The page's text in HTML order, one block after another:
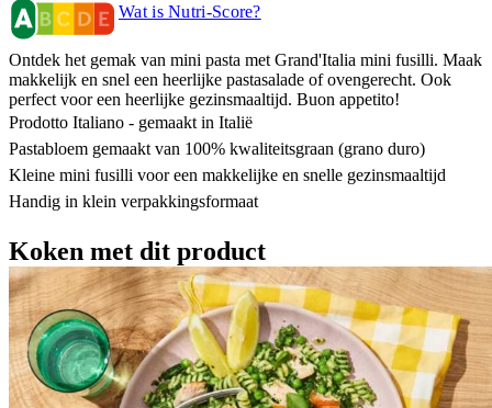
Wat is Nutri-Score?
Ontdek het gemak van mini pasta met Grand'Italia mini fusilli. Maak
makkelijk en snel een heerlijke pastasalade of ovengerecht. Ook
perfect voor een heerlijke gezinsmaaltijd. Buon appetito!
Prodotto Italiano - gemaakt in Italië
Pastabloem gemaakt van 100% kwaliteitsgraan (grano duro)
Kleine mini fusilli voor een makkelijke en snelle gezinsmaaltijd
Handig in klein verpakkingsformaat
Koken met dit product